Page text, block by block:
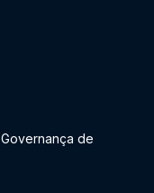
Governança de